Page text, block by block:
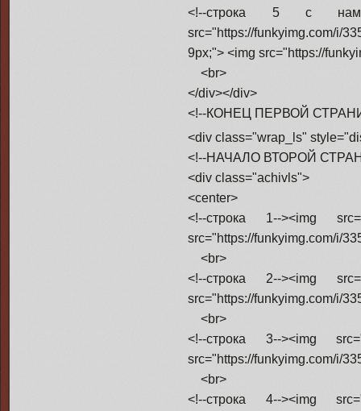
<!--строка 5 с нами--
src="https://funkyimg.com/i/
9px;"> <img src="https://
<br>
</div></div>
<!--КОНЕЦ ПЕРВОЙ
<div class="wrap_ls"
<!--НАЧАЛО ВТОРОЙ
<div class="achivls">
<center>
<!--строка 1--><img
src="https://funkyimg.com/i/
<br>
<!--строка 2--><img
src="https://funkyimg.com/i/
<br>
<!--строка 3--><img
src="https://funkyimg.com/i/
<br>
<!--строка 4--><img